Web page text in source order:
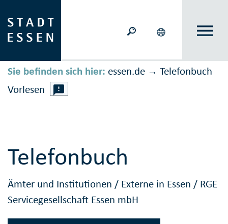
Sie befinden sich hier: essen.de → Telefonbuch
Vorlesen
Telefonbuch
Ämter und Institutionen / Externe in Essen / RGE
Servicegesellschaft Essen mbH